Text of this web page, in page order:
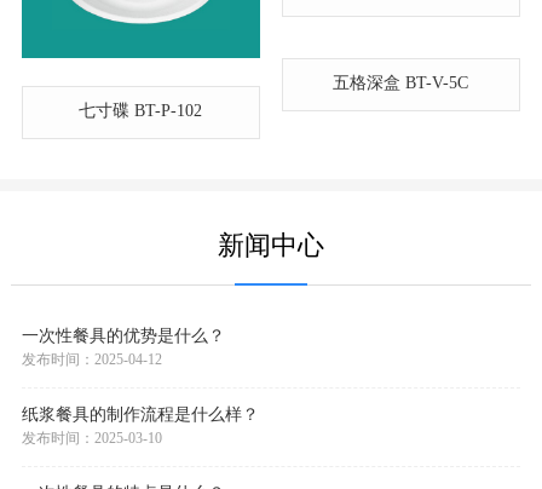
七寸碟 BT-P-102
五格深盒 BT-V-5C
新闻中心
一次性餐具的优势是什么？
发布时间：2025-04-12
纸浆餐具的制作流程是什么样？
发布时间：2025-03-10